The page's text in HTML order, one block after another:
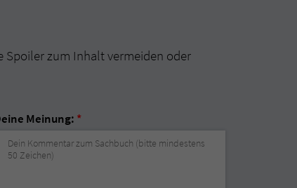
Spoiler zum Inhalt vermeiden oder
Meinung: *